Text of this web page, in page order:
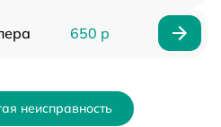
650 р
неисправность